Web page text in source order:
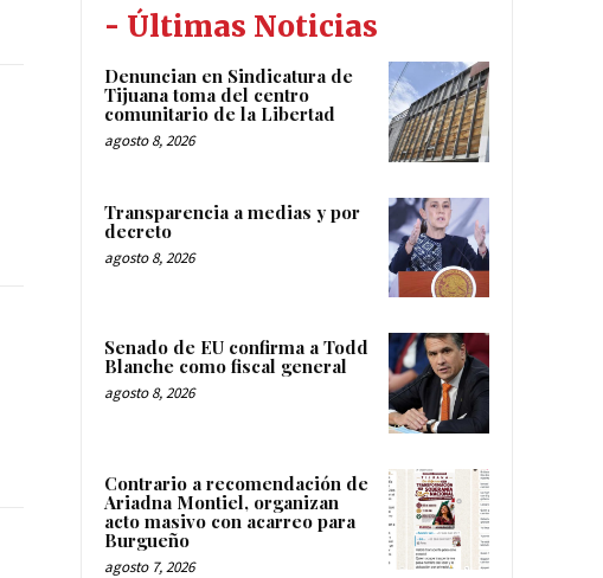
- Últimas Noticias
Denuncian en Sindicatura de
Tijuana toma del centro
comunitario de la Libertad
agosto 8, 2026
Transparencia a medias y por
decreto
agosto 8, 2026
Senado de EU confirma a Todd
Blanche como fiscal general
agosto 8, 2026
Contrario a recomendación de
Ariadna Montiel, organizan
acto masivo con acarreo para
Burgueño
agosto 7, 2026